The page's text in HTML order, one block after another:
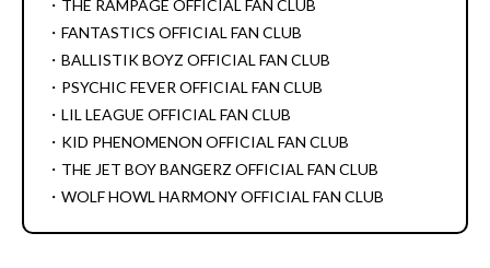
・THE RAMPAGE OFFICIAL FAN CLUB
・FANTASTICS OFFICIAL FAN CLUB
・BALLISTIK BOYZ OFFICIAL FAN CLUB
・PSYCHIC FEVER OFFICIAL FAN CLUB
・LIL LEAGUE OFFICIAL FAN CLUB
・KID PHENOMENON OFFICIAL FAN CLUB
・THE JET BOY BANGERZ OFFICIAL FAN CLUB
・WOLF HOWL HARMONY OFFICIAL FAN CLUB